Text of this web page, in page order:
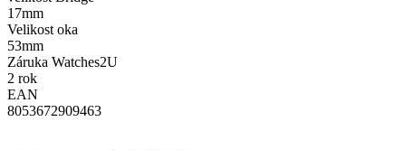
17mm
Velikost oka
53mm
Záruka Watches2U
2 rok
EAN
8053672909463